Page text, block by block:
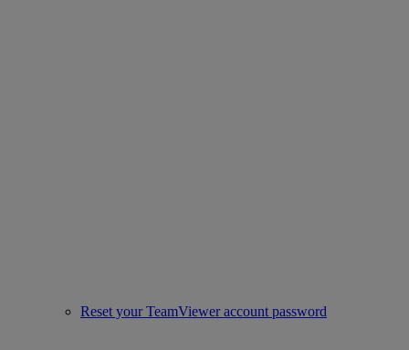
Reset your TeamViewer account password